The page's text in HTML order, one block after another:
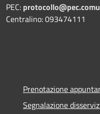
PEC:
Centralino: 093474111
Prenotazione
Segnalazione